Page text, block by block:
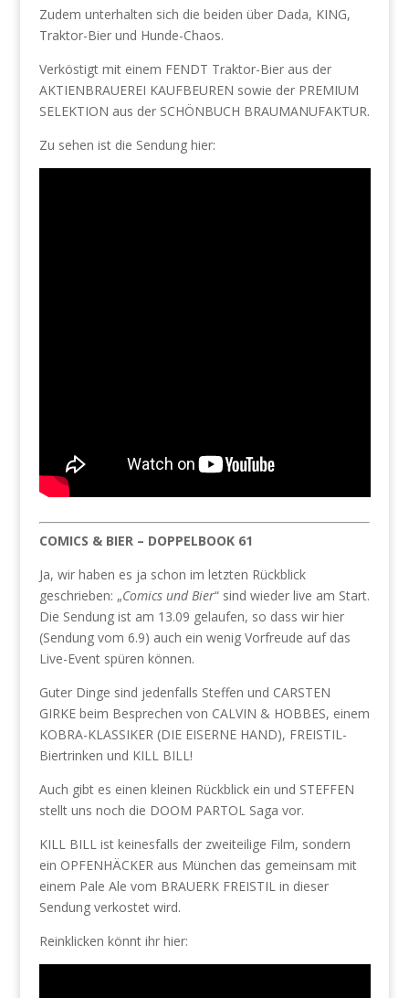
Zudem unterhalten sich die beiden über Dada, KING,
Traktor-Bier und Hunde-Chaos.
Verköstigt mit einem FENDT Traktor-Bier aus der
AKTIENBRAUEREI KAUFBEUREN sowie der PREMIUM
SELEKTION aus der SCHÖNBUCH BRAUMANUFAKTUR.
Zu sehen ist die Sendung hier:
COMICS & BIER – DOPPELBOOK 61
Ja, wir haben es ja schon im letzten Rückblick
geschrieben: „Comics und Bier“ sind wieder live am Start.
Die Sendung ist am 13.09 gelaufen, so dass wir hier
(Sendung vom 6.9) auch ein wenig Vorfreude auf das
Live-Event spüren können.
Guter Dinge sind jedenfalls Steffen und CARSTEN
GIRKE beim Besprechen von CALVIN & HOBBES, einem
KOBRA-KLASSIKER (DIE EISERNE HAND), FREISTIL-
Biertrinken und KILL BILL!
Auch gibt es einen kleinen Rückblick ein und STEFFEN
stellt uns noch die DOOM PARTOL Saga vor.
KILL BILL ist keinesfalls der zweiteilige Film, sondern
ein OPFENHÄCKER aus München das gemeinsam mit
einem Pale Ale vom BRAUERK FREISTIL in dieser
Sendung verkostet wird.
Reinklicken könnt ihr hier: